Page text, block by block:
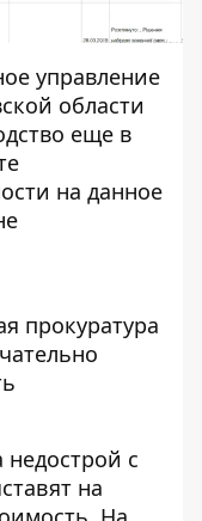
управление
области
еще в
на данное
прокуратура
недострой с
на